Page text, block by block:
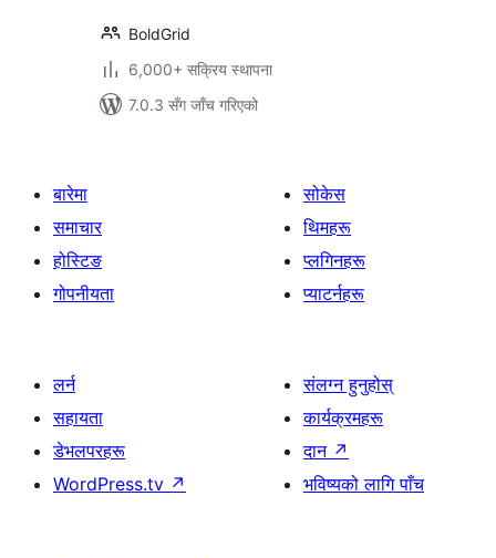
BoldGrid
6,000+ सक्रिय स्थापना
7.0.3 सँग जाँच गरिएको
बारेमा
समाचार
होस्टिङ
गोपनीयता
सोकेस
थिमहरू
प्लगिनहरू
प्याटर्नहरू
लर्न
सहायता
डेभलपरहरू
WordPress.tv ↗
संलग्न हुनुहोस्
कार्यक्रमहरू
दान ↗
भविष्यको लागि पाँच